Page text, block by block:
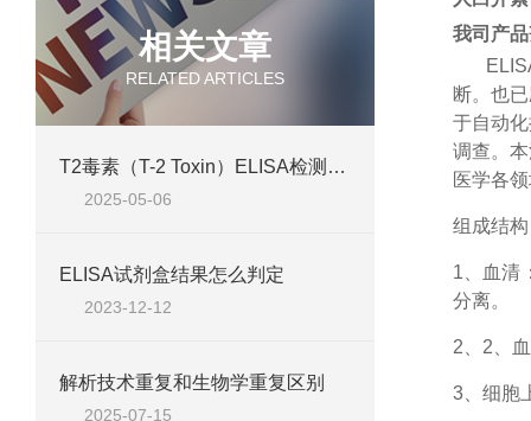
相关文章
RELATED ARTICLES
T2毒素（T-2 Toxin）ELISA检测试剂盒 @使用说明书
2025-05-06
ELISA试剂盒结果怎么判定
2023-12-12
解析技术重复和生物学重复区别
2025-07-15
我司产
断。也
于自动
调查。
医学各
组成结构
1、
血清
分离。
2、 2、
3、细胞